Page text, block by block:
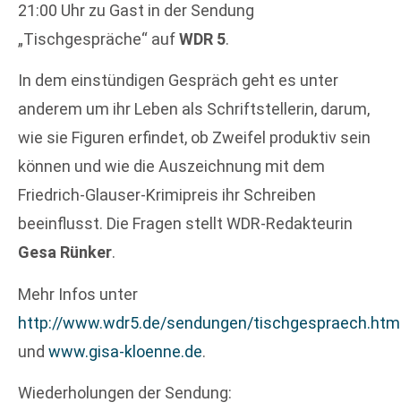
21:00 Uhr zu Gast in der Sendung
„Tischgespräche“ aufWDR 5.
In dem einstündigen Gespräch geht es unter
anderem um ihr Leben als Schriftstellerin, darum,
wie sie Figuren erfindet, ob Zweifel produktiv sein
können und wie die Auszeichnung mit dem
Friedrich-Glauser-Krimipreis ihr Schreiben
beeinflusst. Die Fragen stellt WDR-Redakteurin
Gesa Rünker.
Mehr Infos unter
http://www.wdr5.de/sendungen/
und www.gisa-kloenne.de.
Wiederholungen der Sendung: